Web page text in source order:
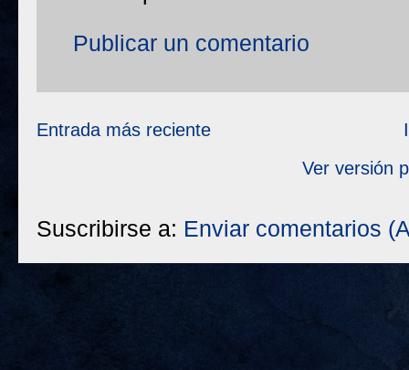
Publicar un comentario
Entrada más reciente
Ver versión
Suscribirse a: Enviar comentarios